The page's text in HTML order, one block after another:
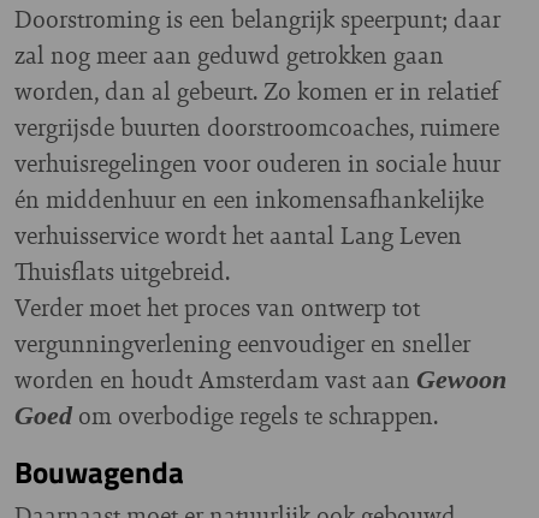
Doorstroming is een belangrijk speerpunt; daar
zal nog meer aan geduwd getrokken gaan
worden, dan al gebeurt. Zo komen er in relatief
vergrijsde buurten doorstroomcoaches, ruimere
verhuisregelingen voor ouderen in sociale huur
én middenhuur en een inkomensafhankelijke
verhuisservice wordt het aantal Lang Leven
Thuisflats uitgebreid.
Verder moet het proces van ontwerp tot
vergunningverlening eenvoudiger en sneller
worden en houdt Amsterdam vast aan Gewoon
Goed om overbodige regels te schrappen.
Bouwagenda